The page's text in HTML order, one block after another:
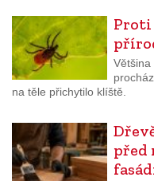
Proti
Většina
na těle přichytilo klíště.
před